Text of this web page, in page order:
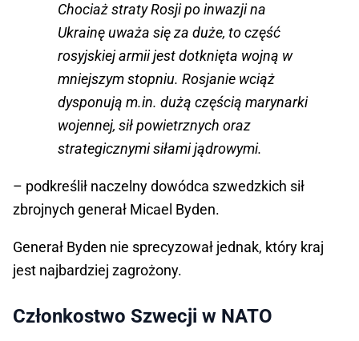
Chociaż straty Rosji po inwazji na
Ukrainę uważa się za duże, to część
rosyjskiej armii jest dotknięta wojną w
mniejszym stopniu. Rosjanie wciąż
dysponują m.in. dużą częścią marynarki
wojennej, sił powietrznych oraz
strategicznymi siłami jądrowymi.
– podkreślił naczelny dowódca szwedzkich sił
zbrojnych generał Micael Byden.
Generał Byden nie sprecyzował jednak, który kraj
jest najbardziej zagrożony.
Członkostwo Szwecji w NATO